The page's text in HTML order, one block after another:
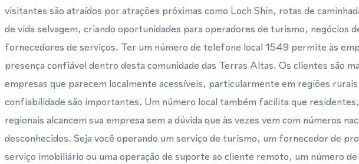
visitantes são atraídos por atrações próximas como Loch Shin, rotas de
de vida selvagem, criando oportunidades para operadores de turismo, negócios
fornecedores de serviços. Ter um número de telefone local 1549 permite às
presença confiável dentro desta comunidade das Terras Altas. Os clientes são
empresas que parecem localmente acessíveis, particularmente em regiões
confiabilidade são importantes. Um número local também facilita que
regionais alcancem sua empresa sem a dúvida que às vezes vem com números
desconhecidos. Seja você operando um serviço de turismo, um fornecedor de
serviço imobiliário ou uma operação de suporte ao cliente remoto, um número